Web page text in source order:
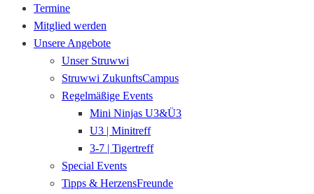
Termine
Mitglied werden
Unsere Angebote
Unser Struwwi
Struwwi ZukunftsCampus
Regelmäßige Events
Mini Ninjas U3&Ü3
U3 | Minitreff
3-7 | Tigertreff
Special Events
Tipps & HerzensFreunde